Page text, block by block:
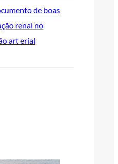
de boas
renal no
art erial